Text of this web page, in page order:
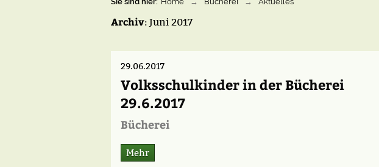
Archiv: Juni 2017
29.06.2017
Volksschulkinder in der Bücherei
29.6.2017
Bücherei
Mehr